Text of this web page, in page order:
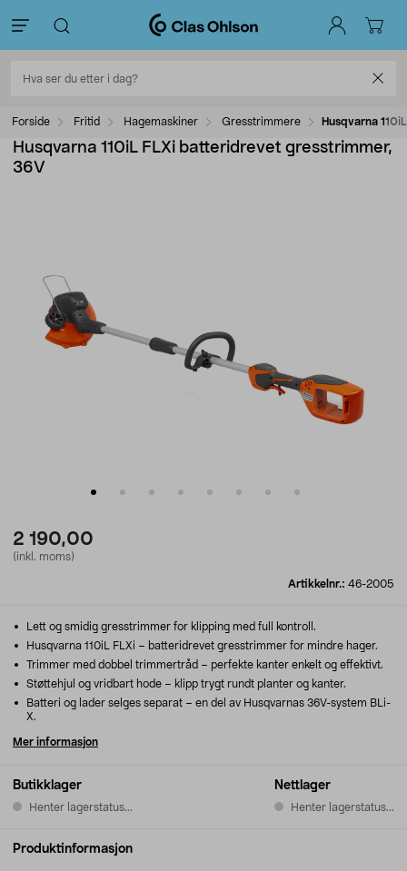
Forside Fritid Hagemaskiner Gresstrimmere Husqvarna
Husqvarna 110iL FLXi batteridrevet gresstrimmer,
36V
2 190,00
(inkl. moms)
Artikkelnr.: 46-2005
Butikklager
Henter lagerstatus...
Nettlager
Henter lagerstatus...
Lett og smidig gresstrimmer for klipping med full kontroll.
Husqvarna 110iL FLXi – batteridrevet gresstrimmer for mindre hager.
Trimmer med dobbel trimmertråd – perfekte kanter enkelt og effektivt.
Støttehjul og vridbart hode – klipp trygt rundt planter og kanter.
Batteri og lader selges separat – en del av Husqvarnas 36V-system BLi-
X.
Mer informasjon
Produktinformasjon